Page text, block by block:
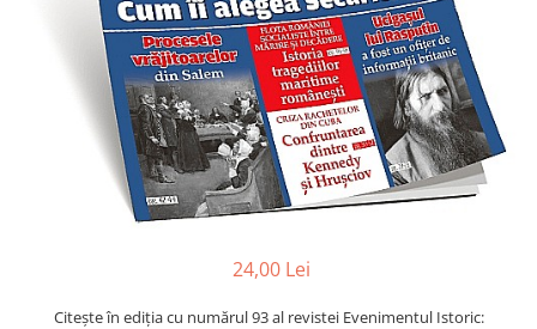
Gastronomie
Istorie/Critica
Medicină
24,00 Lei
Citește în ediția cu numărul 93 al revistei Evenimentul Istoric: